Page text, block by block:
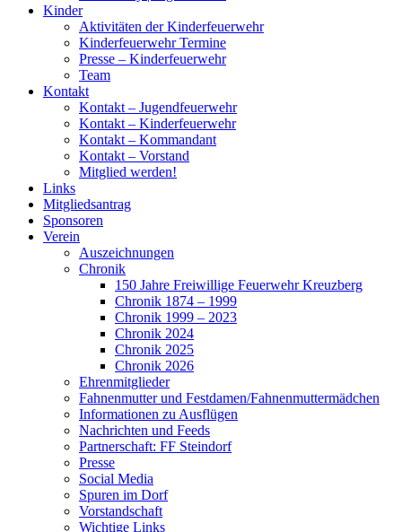
Kinder
Aktivitäten der Kinderfeuerwehr
Kinderfeuerwehr Termine
Presse – Kinderfeuerwehr
Team
Kontakt
Kontakt – Jugendfeuerwehr
Kontakt – Kinderfeuerwehr
Kontakt – Kommandant
Kontakt – Vorstand
Mitglied werden!
Links
Mitgliedsantrag
Sponsoren
Verein
Auszeichnungen
Chronik
150 Jahre Freiwillige Feuerwehr Kreuzberg
Chronik 1874 – 1999
Chronik 1999 – 2023
Chronik 2024
Chronik 2025
Chronik 2026
Ehrenmitglieder
Fahnenmutter und Festdamen/Fahnenmuttermädchen
Informationen zu Ausflügen
Nachrichten und Feeds
Partnerschaft: FF Steindorf
Presse
Social Media
Spuren im Dorf
Vorstandschaft
Wichtige Links